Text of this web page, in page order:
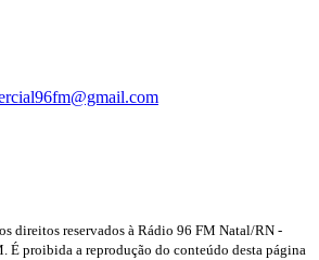
direitos reservados à Rádio 96 FM Natal/RN -
É proibida a reprodução do conteúdo desta página